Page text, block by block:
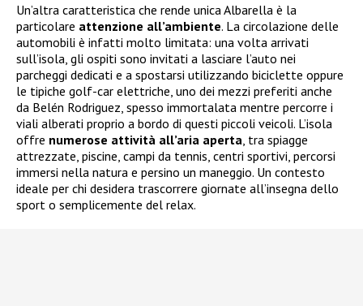
Un’altra caratteristica che rende unica Albarella è la
particolare attenzione all’ambiente. La circolazione delle
automobili è infatti molto limitata: una volta arrivati
sull’isola, gli ospiti sono invitati a lasciare l’auto nei
parcheggi dedicati e a spostarsi utilizzando biciclette oppure
le tipiche golf-car elettriche, uno dei mezzi preferiti anche
da Belén Rodriguez, spesso immortalata mentre percorre i
viali alberati proprio a bordo di questi piccoli veicoli. L’isola
offre numerose attività all’aria aperta , tra spiagge
attrezzate, piscine, campi da tennis, centri sportivi, percorsi
immersi nella natura e persino un maneggio. Un contesto
ideale per chi desidera trascorrere giornate all’insegna dello
sport o semplicemente del relax.